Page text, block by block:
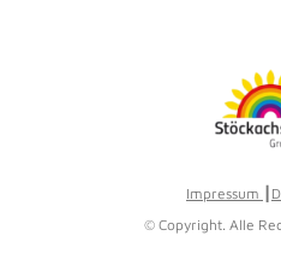
Impressum
© Copyright. Alle